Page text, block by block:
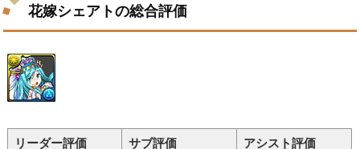
花嫁シェアトの総合評価
リーダー評価 サブ評価 アシスト評価